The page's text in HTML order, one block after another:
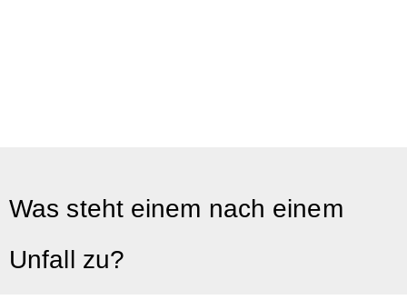
Was steht einem nach einem
Unfall zu?